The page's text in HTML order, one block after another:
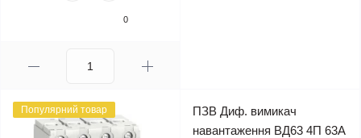
0
Популярний товар
ПЗВ Диф. вимикач
навантаження ВД63 4П 63A